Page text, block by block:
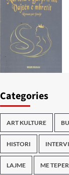
Categories
ART KULTURE
HISTORI
LAJME ME TEPER